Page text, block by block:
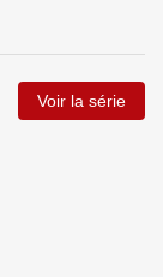
Voir la série